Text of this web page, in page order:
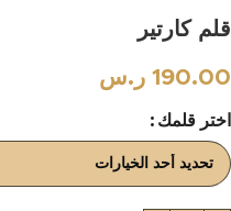
قلم كارتير
190.00 ر.س
اختر قلمك